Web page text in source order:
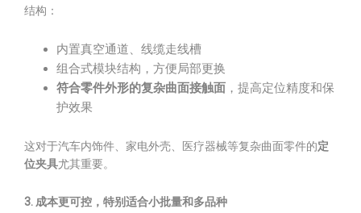
结构：
内置真空通道、线缆走线槽
组合式模块结构，方便局部更换
符合零件外形的复杂曲面接触面 ，提高定位精度和保
护效果
这对于汽车内饰件、家电外壳、医疗器械等复杂曲面零件的定
位夹具尤其重要。
3. 成本更可控，特别适合小批量和多品种